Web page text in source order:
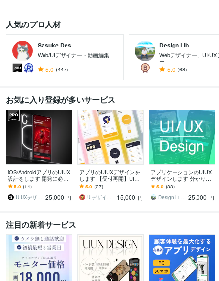
人気のプロ人材
Sasuke Des...
Web/UIデザイナー・動画編集
5.0 (447)
Design Lib...
Webデザイナー、UI/UX
ー
5.0 (68)
お気に入り登録が多いサービス
iOS/AndroidアプリのUIUX
設計をします 開発に必要
な全設計工程をUIUXデザ
イン専門会社が対応
5.0 (14)
UIUXデザイン • SOLUS株式会社 25,000 円
アプリのUIUXデザインを
します 【受付再開】UIUX
のプロがあなたのビジネ
スを加速させます！
5.0 (27)
UIデザイナー・たぐち
15,000 円
アプリケーションのUIUX
デザインします 分かりや
すい、使いやすいデザイ
ンを追求します！
5.0 (33)
Design Libero ｜ スギモト
25,000 円
注目の新着サービス